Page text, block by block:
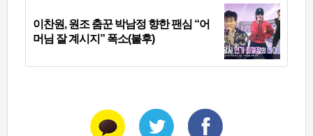
이찬원, 원조 춤꾼 박남정 향한 팬심 “어
머님 잘 계시지” 폭소(불후)